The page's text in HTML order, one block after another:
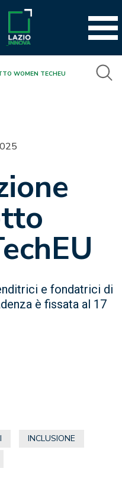
WOMEN TECHEU
e fondatrici di
è fissata al 17
INCLUSIONE